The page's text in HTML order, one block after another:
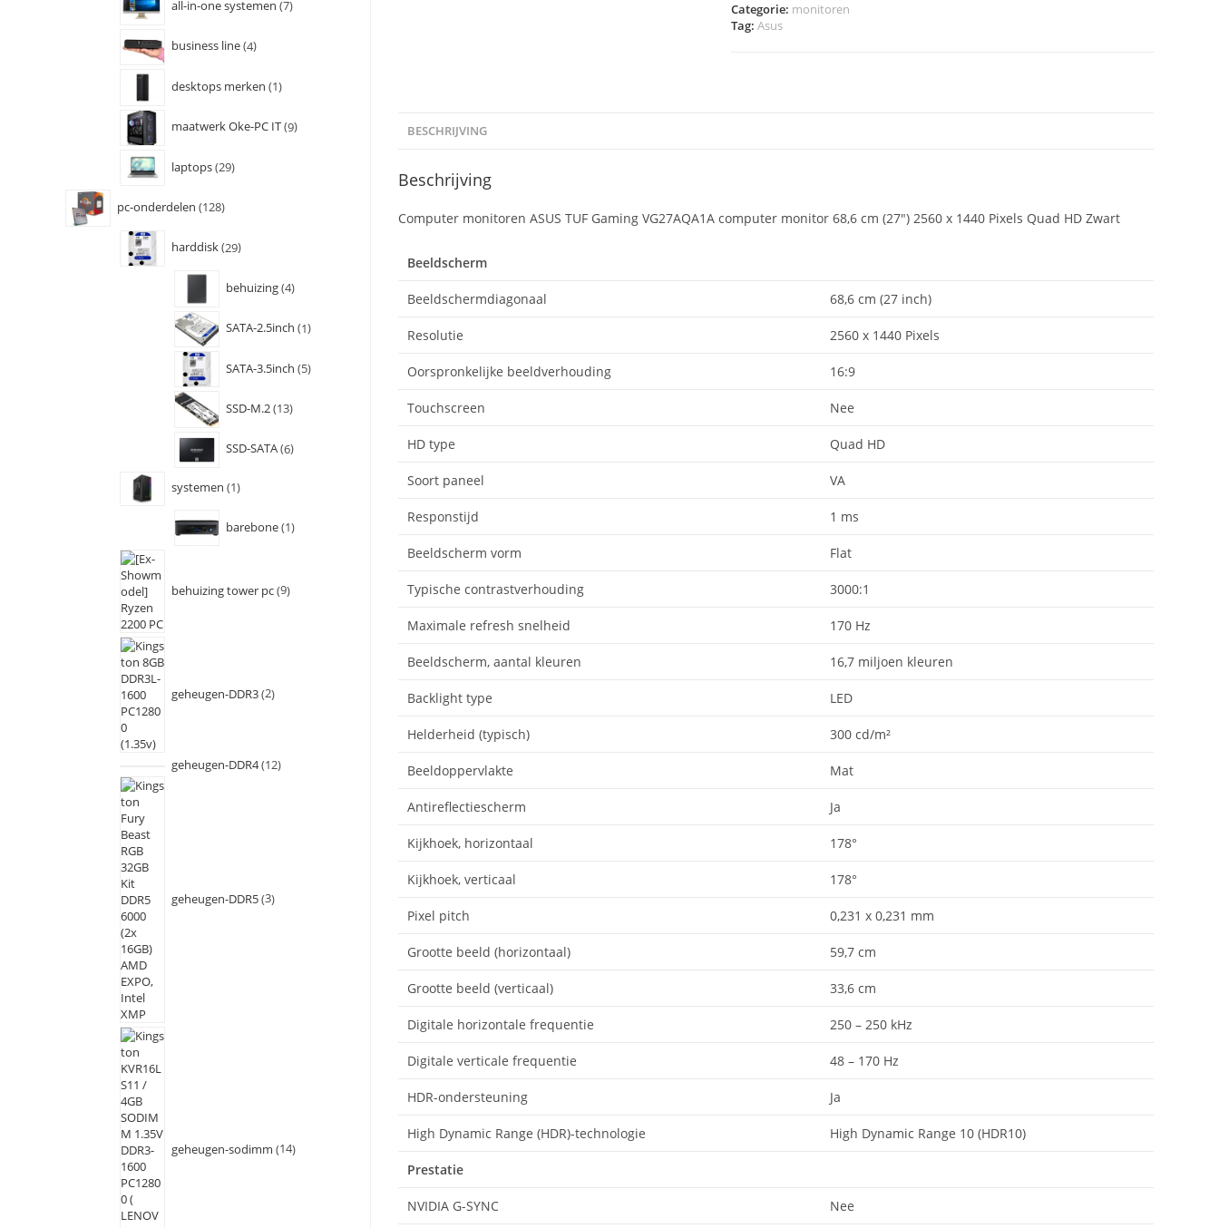
Categorie: monitoren
Tag: Asus
BESCHRIJVING
Beschrijving
Computer monitoren ASUS TUF Gaming VG27AQA1A computer monitor 68,6 cm (27") 2560 x 1440 Pixels Quad HD Zwart
Beeldscherm
Beeldschermdiagonaal 68,6 cm (27 inch)
Resolutie 2560 x 1440 Pixels
Oorspronkelijke beeldverhouding 16:9
Touchscreen Nee
HD type Quad HD
Soort paneel VA
Responstijd 1 ms
Beeldscherm vorm Flat
Typische contrastverhouding 3000:1
Maximale refresh snelheid 170 Hz
Beeldscherm, aantal kleuren 16,7 miljoen kleuren
Backlight type LED
Helderheid (typisch) 300 cd/m²
Beeldoppervlakte Mat
Antireflectiescherm Ja
Kijkhoek, horizontaal 178°
Kijkhoek, verticaal 178°
Pixel pitch 0,231 x 0,231 mm
Grootte beeld (horizontaal) 59,7 cm
Grootte beeld (verticaal) 33,6 cm
Digitale horizontale frequentie 250 – 250 kHz
Digitale verticale frequentie 48 – 170 Hz
HDR-ondersteuning Ja
High Dynamic Range (HDR)-technologie High Dynamic Range 10 (HDR10)
Prestatie
NVIDIA G-SYNC Nee
all-in-one systemen 7
business line 4
desktops merken 1
maatwerk Oke-PC IT 9
laptops 29
pc-onderdelen 128
harddisk 29
behuizing 4
SATA-2.5inch 1
SATA-3.5inch 5
SSD-M.2 13
SSD-SATA 6
systemen 1
barebone 1
behuizing tower pc 9
geheugen-DDR3 2
geheugen-DDR4 12
geheugen-DDR5 3
geheugen-sodimm 14